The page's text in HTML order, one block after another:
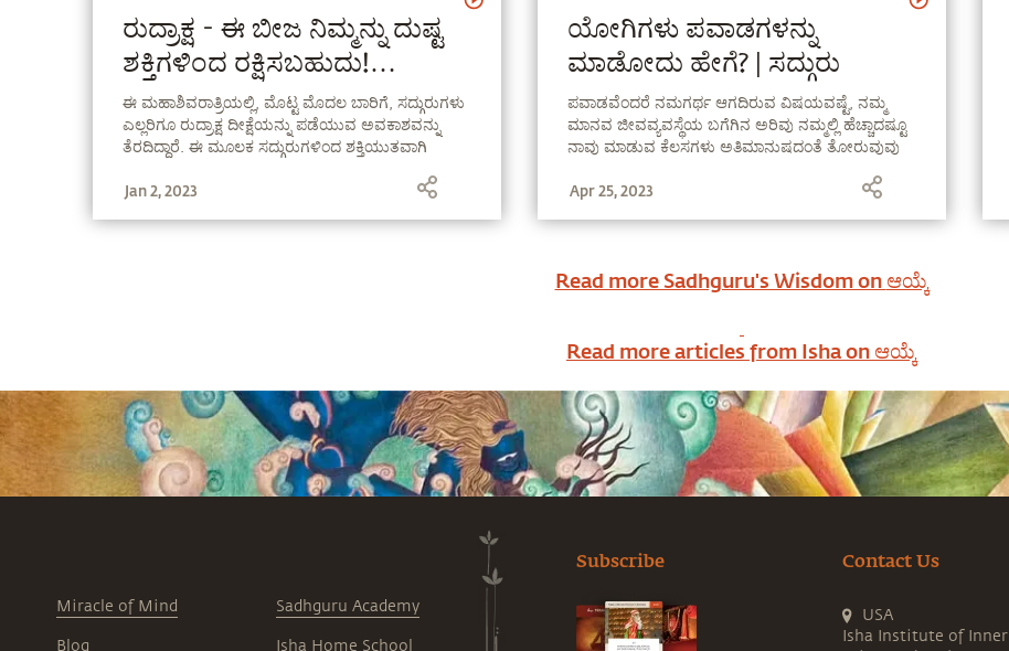
ರುದ್ರಾಕ್ಷ - ಈ ಬೀಜ ನಿಮ್ಮನ್ನು ದುಷ್ಟ
ಶಕ್ತಿಗಳಿಂದ ರಕ್ಷಿಸಬಹುದು!
(Rudraksha Diksha) |
Sadhguru Kannada
ಈ ಮಹಾಶಿವರಾತ್ರಿಯಲ್ಲಿ, ಮೊಟ್ಟ ಮೊದಲ ಬಾರಿಗೆ, ಸದ್ಗುರುಗಳು
ಎಲ್ಲರಿಗೂ ರುದ್ರಾಕ್ಷ ದೀಕ್ಷೆಯನ್ನು ಪಡೆಯುವ ಅವಕಾಶವನ್ನು
ತೆರದಿದ್ದಾರೆ. ಈ ಮೂಲಕ ಸದ್ಗುರುಗಳಿಂದ ಶಕ್ತಿಯುತವಾಗಿ
ಅನುಕೂಲವಾಗುವಂತಹ ಇತರ ವಸ್ತುಗಳನ್ನು ಪಡೆಯಿರಿ. ಇಂದೇ
Jan 2, 2023
ಯೋಗಿಗಳು ಪವಾಡಗಳನ್ನು
ಮಾಡೋದು ಹೇಗೆ? | ಸದ್ಗುರು
ಪವಾಡವೆಂದರೆ ನಮಗರ್ಥ ಆಗದಿರುವ ವಿಷಯವಷ್ಟೆ, ನಮ್ಮ
ಮಾನವ ಜೀವವ್ಯವಸ್ಥೆಯ ಬಗೆಗಿನ ಅರಿವು ನಮ್ಮಲ್ಲಿ ಹೆಚ್ಚಾದಷ್ಟೂ
ನಾವು ಮಾಡುವ ಕೆಲಸಗಳು ಅತಿಮಾನುಷದಂತೆ ತೋರುವುವು
Apr 25, 2023
Read more Sadhguru's Wisdom on ಆಯ್ಕೆ
Read more articles from Isha on ಆಯ್ಕೆ
Miracle of Mind
Blog
Sadhguru Academy
Isha Home School
Subscribe Contact Us
USA
Isha Institute of Inner